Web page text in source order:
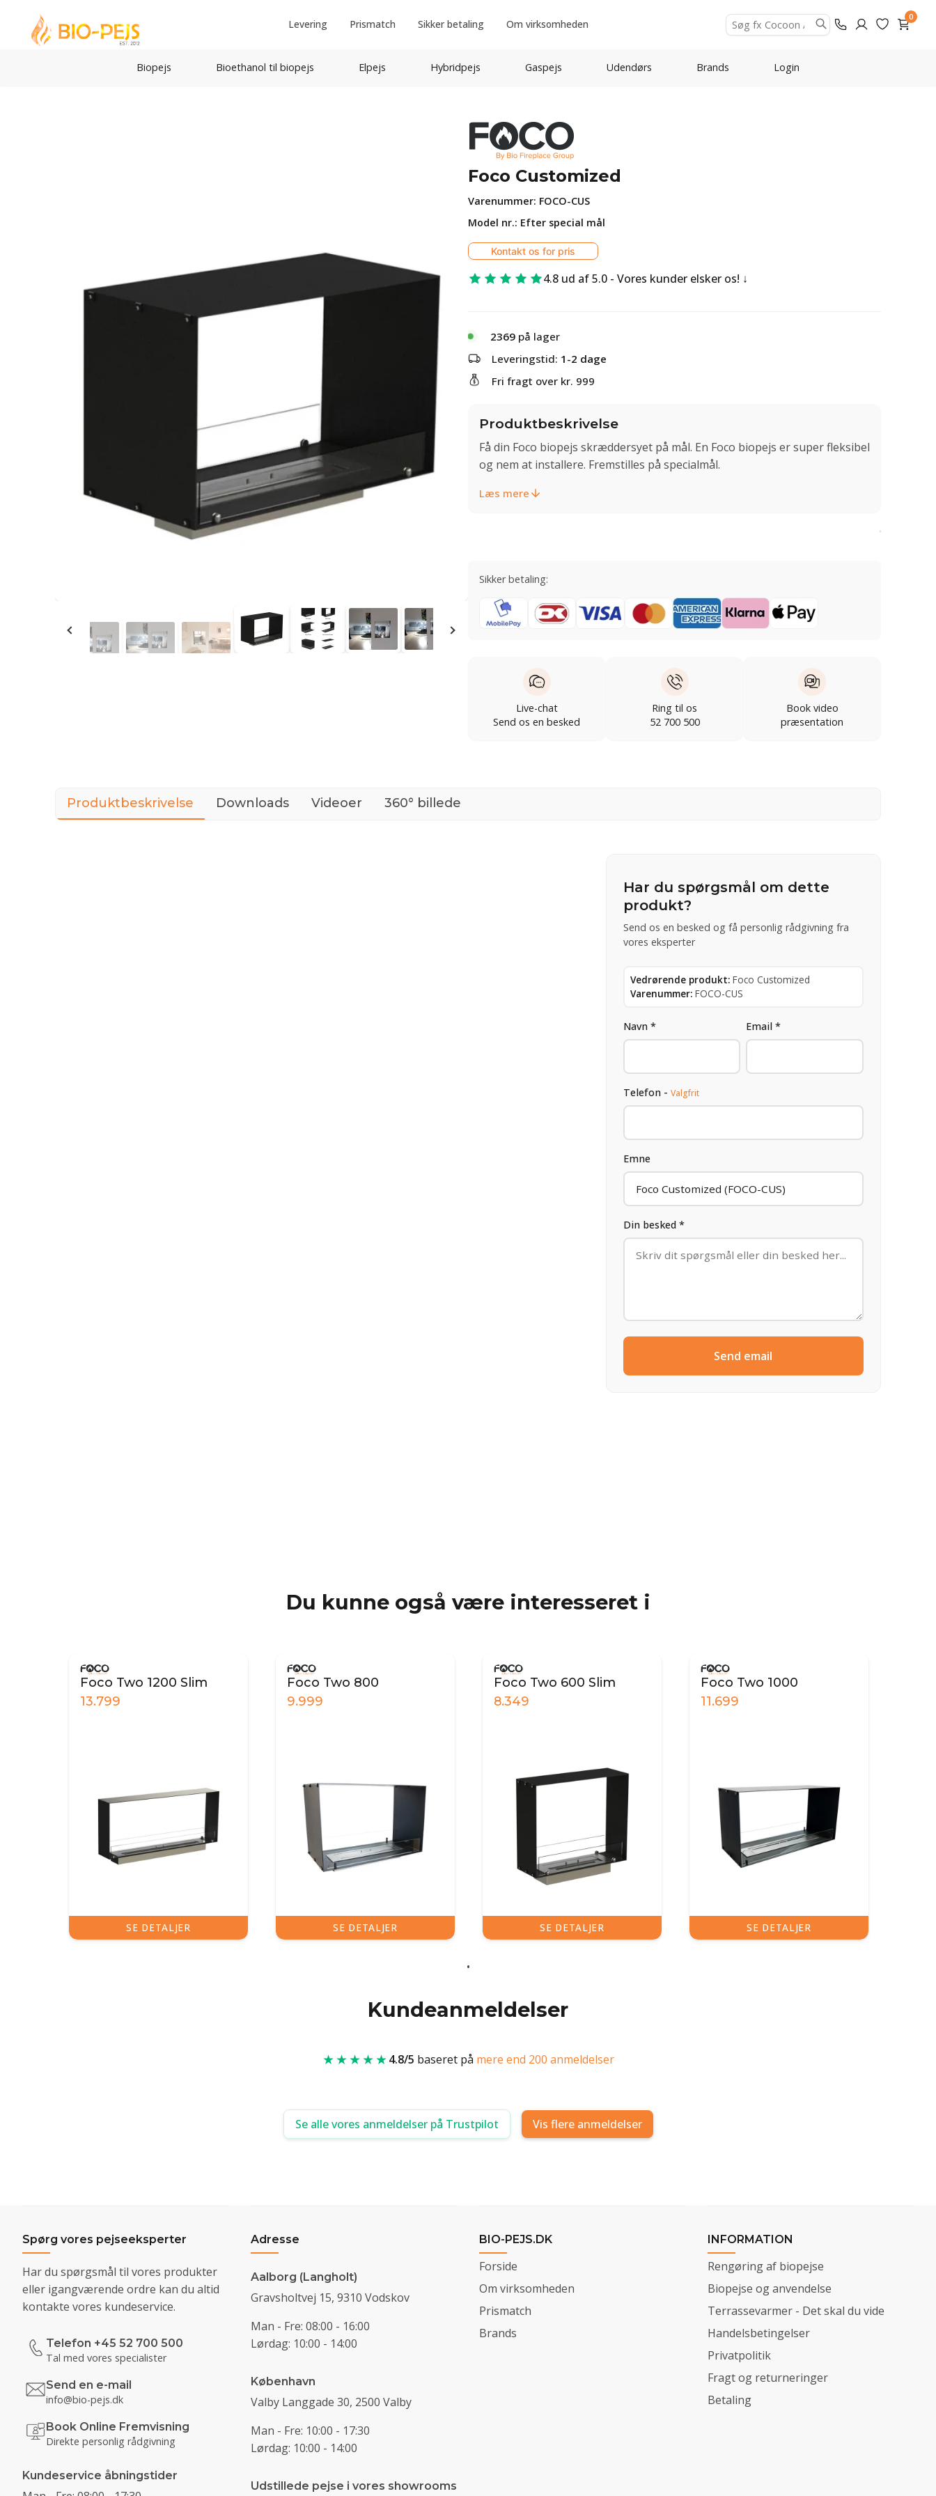
Levering Prismatch Sikker betaling Om virksomheden
0
Biopejs Bioethanol til biopejs Elpejs Hybridpejs Gaspejs Udendørs Brands Login
Foco Customized
Varenummer: FOCO-CUS
Model nr.: Efter special mål
Kontakt os for pris
4.8 ud af 5.0 - Vores kunder elsker os!
2369 på lager
Leveringstid: 1-2 dage
Fri fragt over kr. 999
Produktbeskrivelse
Få din Foco biopejs skræddersyet på mål. En Foco biopejs er super fleksibel
og nem at installere. Fremstilles på specialmål.
Læs mere
Sikker betaling:
Live-chat
Send os en besked
Ring til os
52 700 500
Book video
præsentation
Produktbeskrivelse Downloads Videoer 360° billede
Har du spørgsmål om dette
produkt?
Send os en besked og få personlig rådgivning fra
vores eksperter
Vedrørende produkt: Foco Customized
Varenummer: FOCO-CUS
Navn * Email *
Telefon - Valgfrit
Emne
Din besked *
Send email
Du kunne også være interesseret i
Foco Two 1200 Slim
13.799
SE DETALJER
Foco Two 800
9.999
SE DETALJER
Foco Two 600 Slim
8.349
SE DETALJER
Foco Two 1000
11.699
SE DETALJER
Kundeanmeldelser
★★★★★4.8/5 baseret på mere end 200 anmeldelser
Se alle vores anmeldelser på Trustpilot Vis flere anmeldelser
Spørg vores pejseeksperter
Har du spørgsmål til vores produkter
eller igangværende ordre kan du altid
kontakte vores kundeservice.
Telefon +45 52 700 500
Tal med vores specialister
Send en e-mail
info@bio-pejs.dk
Book Online Fremvisning
Direkte personlig rådgivning
Kundeservice åbningstider
Adresse
Aalborg (Langholt)
Gravsholtvej 15, 9310 Vodskov
Man - Fre: 08:00 - 16:00
Lørdag: 10:00 - 14:00
København
Valby Langgade 30, 2500 Valby
Man - Fre: 10:00 - 17:30
Lørdag: 10:00 - 14:00
Udstillede pejse i vores showrooms
BIO-PEJS.DK
Forside
Om virksomheden
Prismatch
Brands
INFORMATION
Rengøring af biopejse
Biopejse og anvendelse
Terrassevarmer - Det skal du vide
Handelsbetingelser
Privatpolitik
Fragt og returneringer
Betaling